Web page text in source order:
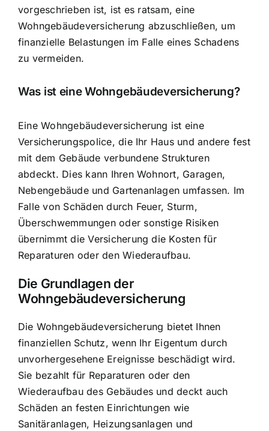
vorgeschrieben ist, ist es ratsam, eine
Wohngebäudeversicherung abzuschließen, um
finanzielle Belastungen im Falle eines Schadens
zu vermeiden.
Was ist eine Wohngebäudeversicherung?
Eine Wohngebäudeversicherung ist eine
Versicherungspolice, die Ihr Haus und andere fest
mit dem Gebäude verbundene Strukturen
abdeckt. Dies kann Ihren Wohnort, Garagen,
Nebengebäude und Gartenanlagen umfassen. Im
Falle von Schäden durch Feuer, Sturm,
Überschwemmungen oder sonstige Risiken
übernimmt dieVersicherung die Kosten für
Reparaturen oder den Wiederaufbau.
Die Grundlagen der
Wohngebäudeversicherung
Die Wohngebäudeversicherung bietet Ihnen
finanziellen Schutz, wenn Ihr Eigentum durch
unvorhergesehene Ereignisse beschädigt wird.
Sie bezahlt für Reparaturen oder den
Wiederaufbau des Gebäudes und deckt auch
Schäden an festen Einrichtungen wie
Sanitäranlagen, Heizungsanlagen und